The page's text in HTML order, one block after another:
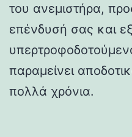
του ανεμιστήρα,
επένδυσή σας και
παραμείνει
πολλά χρόνια.